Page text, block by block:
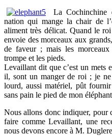
La Cochinchine
nation qui mange la chair de
aliment très délicat. Quand le
envoie des morceaux aux
de faveur ; mais les
trompe et les pieds.
Levaillant dit que c’est un mets
il, sont un manger de roi ; je ne
lourd, aussi matériel, pût
sans pain le pied de mon
Nous allons donc indiquer, pour
faire comme Levaillant, une
nous devons encore à M.